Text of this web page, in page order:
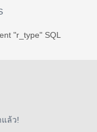
"r_type" SQL
แล้ว!